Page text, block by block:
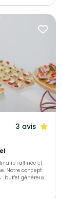
proposer des
3 avis
raffinée et
Notre concept
buffet généreux,
bien vos